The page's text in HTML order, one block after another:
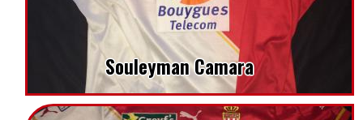
Souleyman Camara